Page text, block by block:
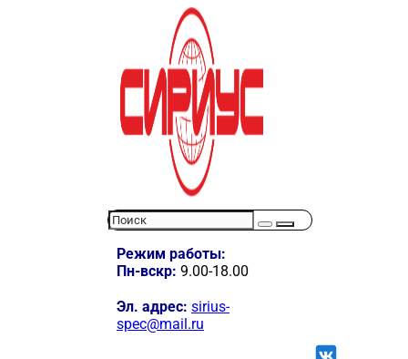
Режим работы:
Пн-вскр: 9.00-18.00
Эл. адрес: sirius-
spec@mail.ru